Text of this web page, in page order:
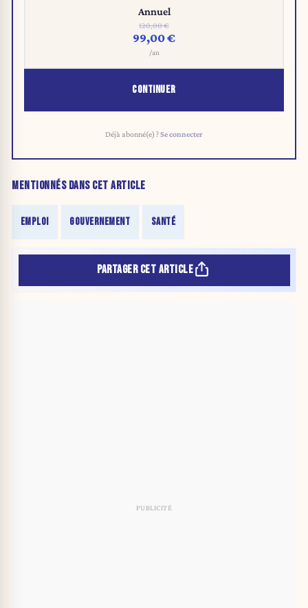
Annuel
120,00 €
99,00 €
/an
CONTINUER
Déjà abonné(e) ?Se connecter
MENTIONNÉS DANS CET ARTICLE
EMPLOI GOUVERNEMENT SANTÉ
PARTAGER CET ARTICLE